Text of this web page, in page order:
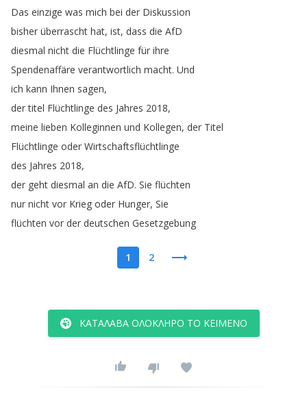
Das einzige was mich bei der Diskussion
bisher überrascht hat, ist, dass die AfD
diesmal nicht die Flüchtlinge für ihre
Spendenaffäre verantwortlich macht. Und
ich kann Ihnen sagen,
der titel Flüchtlinge des Jahres 2018,
meine lieben Kolleginnen und Kollegen, der Titel
Flüchtlinge oder Wirtschaftsflüchtlinge
des Jahres 2018,
der geht diesmal an die AfD. Sie flüchten
nur nicht vor Krieg oder Hunger, Sie
flüchten vor der deutschen Gesetzgebung
1 2
ΚΑΤΆΛΑΒΑ ΟΛΌΚΛΗΡΟ ΤΟ ΚΕΊΜΕΝΟ